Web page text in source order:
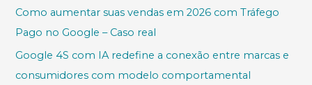
Como aumentar suas vendas em 2026 com Tráfego
Pago no Google – Caso real
Google 4S com IA redefine a conexão entre marcas e
consumidores com modelo comportamental